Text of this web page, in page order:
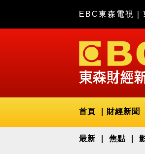
EBC東森電視
首頁 財經新聞
最新 焦點